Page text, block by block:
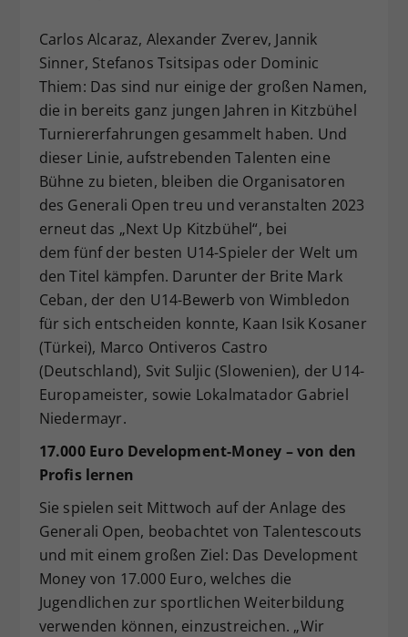
Carlos Alcaraz, Alexander Zverev, Jannik
Sinner, Stefanos Tsitsipas oder Dominic
Thiem: Das sind nur einige der großen Namen,
die in bereits ganz jungen Jahren in Kitzbühel
Turniererfahrungen gesammelt haben. Und
dieser Linie, aufstrebenden Talenten eine
Bühne zu bieten, bleiben die Organisatoren
des Generali Open treu und veranstalten 2023
erneut das „Next Up Kitzbühel“, bei
dem fünf der besten U14-Spieler der Welt um
den Titel kämpfen. Darunter der Brite Mark
Ceban, der den U14-Bewerb von Wimbledon
für sich entscheiden konnte, Kaan Isik Kosaner
(Türkei), Marco Ontiveros Castro
(Deutschland), Svit Suljic (Slowenien), der U14-
Europameister, sowie Lokalmatador Gabriel
Niedermayr.
17.000 Euro Development-Money – von den
Profis lernen
Sie spielen seit Mittwoch auf der Anlage des
Generali Open, beobachtet von Talentescouts
und mit einem großen Ziel: Das Development
Money von 17.000 Euro, welches die
Jugendlichen zur sportlichen Weiterbildung
verwenden können, einzustreichen. „Wir
Zweck
Einstellungen. Unter anderem eine
zufällig generierte ID, für die
historische Speicherung Ihrer
vorgenommen Einstellungen, falls der
Webseiten-Betreiber dies eingestellt
hat.